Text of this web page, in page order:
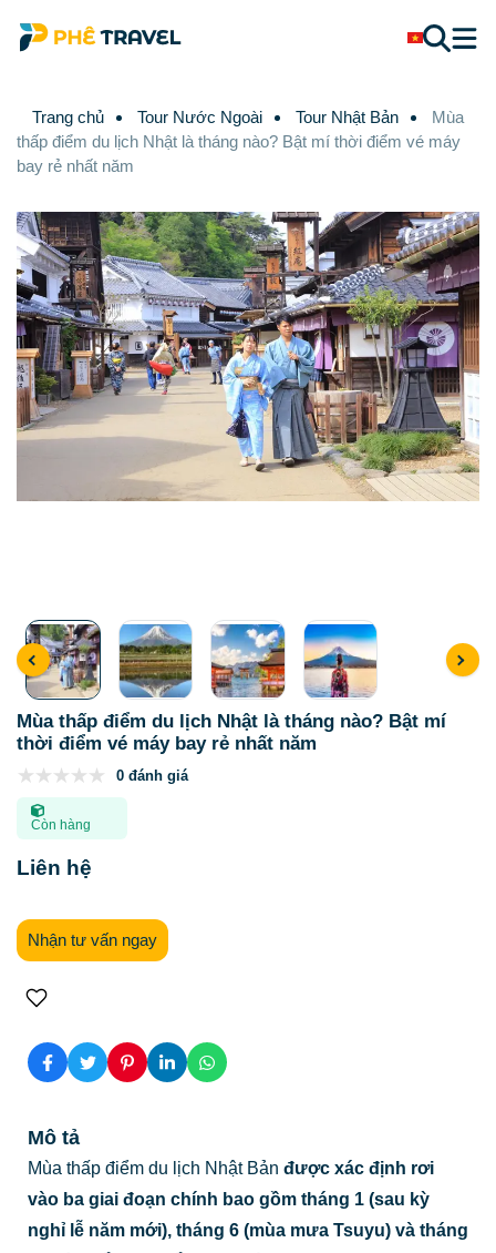
Trang chủ Tour Nước Ngoài Tour Nhật Bản
Mùa
thấp điểm du lịch Nhật là tháng nào? Bật mí thời điểm vé máy
bay rẻ nhất năm
Mùa thấp điểm du lịch Nhật là tháng nào? Bật mí
thời điểm vé máy bay rẻ nhất năm
0 đánh giá
Còn hàng
Liên hệ
Nhận tư vấn ngay
Mô tả
Mùa thấp điểm du lịch Nhật Bản được xác định rơi
vào ba giai đoạn chính bao gồm tháng 1 (sau kỳ
nghỉ lễ năm mới), tháng 6 (mùa mưa Tsuyu) và tháng